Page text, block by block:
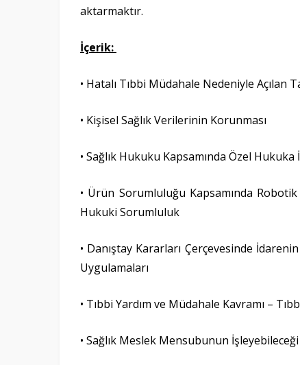
aktarmaktır.
İçerik:
• Hatalı Tıbbi Müdahale Nedeniyle Açılan
• Kişisel Sağlık Verilerinin Korunması
• Sağlık Hukuku Kapsamında Özel
• Ürün Sorumluluğu Kapsamında
Hukuki Sorumluluk
• Danıştay Kararları Çerçevesinde
Uygulamaları
• Tıbbi Yardım ve Müdahale Kavramı –
• Sağlık Meslek Mensubunun